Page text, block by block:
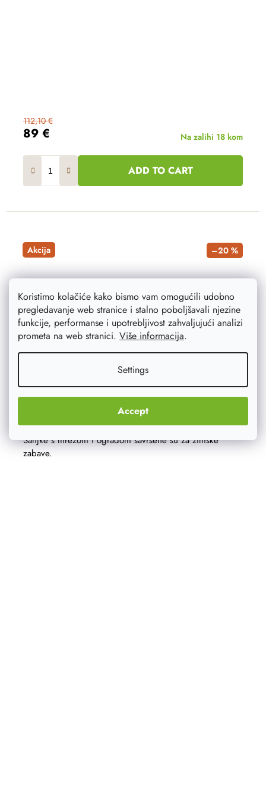
Koristimo kolačiće kako bismo vam omogućili udobno
pregledavanje web stranice i stalno poboljšavali njezine
funkcije, performanse i upotrebljivost zahvaljujući analizi
prometa na web stranici. Više informacija.
Settings
Accept
89 €
112,10 €
Na zalihi 18 kom
ADD TO CART
Akcija –20 %
Drvene sanjke s naslonom
Sanjke s mrežom i ogradom savršene su za zimske
zabave.